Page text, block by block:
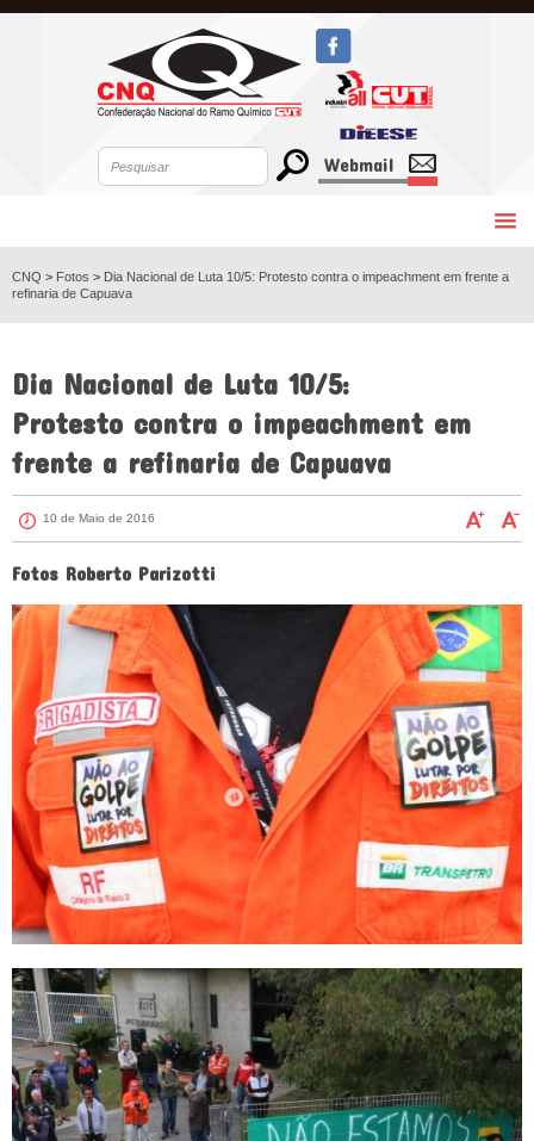
Webmail
CNQ > Fotos > Dia Nacional de Luta 10/5: Protesto contra o impeachment em frente a
refinaria de Capuava
Dia Nacional de Luta 10/5:
Protesto contra o impeachment em
frente a refinaria de Capuava
10 de Maio de 2016
Fotos Roberto Parizotti